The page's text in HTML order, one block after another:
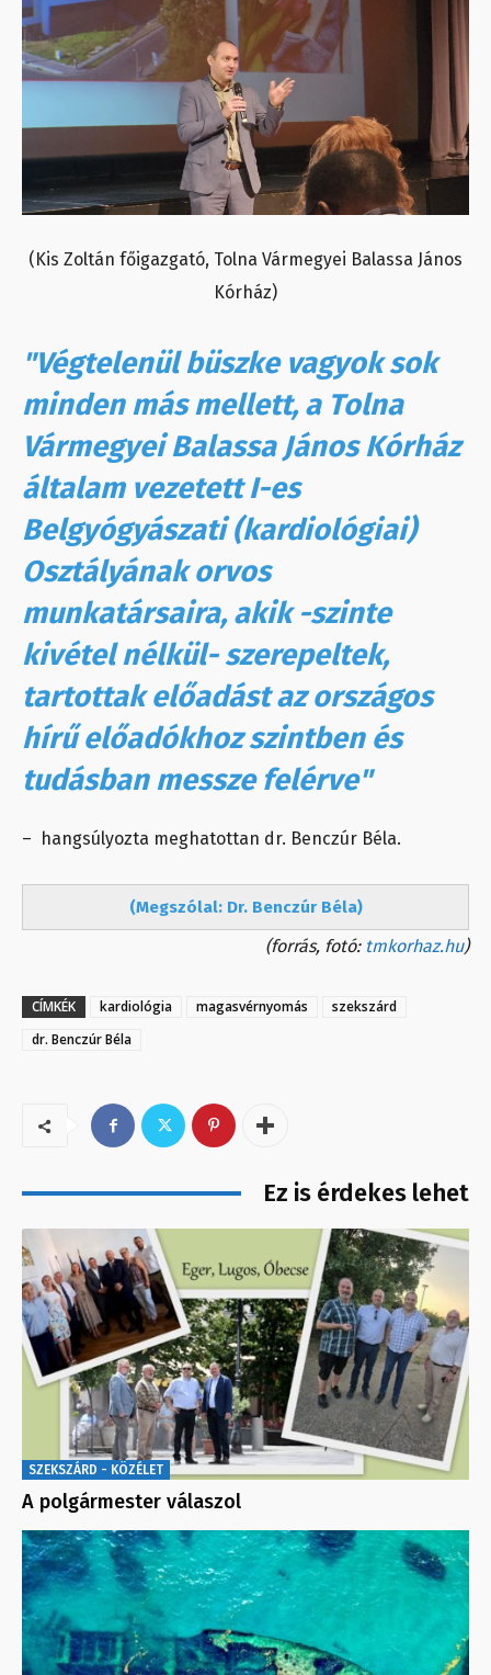
(Kis Zoltán főigazgató, Tolna Vármegyei Balassa János
Kórház)
"Végtelenül büszke vagyok sok
minden más mellett, a Tolna
Vármegyei Balassa János Kórház
általam vezetett I-es
Belgyógyászati (kardiológiai)
Osztályának orvos
munkatársaira, akik -szinte
kivétel nélkül- szerepeltek,
tartottak előadást az országos
hírű előadókhoz szintben és
tudásban messze felérve"
– hangsúlyozta meghatottan dr. Benczúr Béla.
(Megszólal: Dr. Benczúr Béla)
(forrás, fotó:tmkorhaz.hu)
CÍMKÉK kardiológia magasvérnyomás
szekszárd
dr. Benczúr Béla
Ez is érdekes lehet
SZEKSZÁRD - KÖZÉLET
A polgármester válaszol